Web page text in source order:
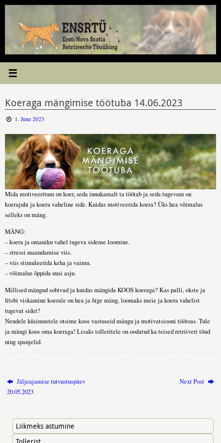
Skip
Koeraga mängimise töötuba 14.06.2023
1. June 2023
Mida motiveeritum on koer, seda innukamalt ta töötab ja seda tugevam on
koerajuhi ja koera vaheline side. Kuidas motiveerida koera? Üks hea võimalus
selleks on mäng.
MÄNG:
– koera ja omaniku vahel tugeva sideme loomine.
– stressi maandamise viis.
– viis stimuleerida keha ja vaimu.
– võimalus õppida uusi asju.
Millised mängud sobivad ja kuidas mängida KOOS koeraga? Kas palli, okste ja
frisbi viskamine koerale on hea ja õige mäng, loomaks meie ja koera vahelist
tugevat sidet?
Nendele küsimustele otsime koos vastuseid mängu ja motivatsiooni töötoas. Tule
ja mängi koos oma koeraga! Lisaks tolleritele on oodatud ka teised retriiveri tõud
ning spanjelid.
Jäljeajamise tutvustuspäev
20.05.2023
Next Post
Liikmeks astumine